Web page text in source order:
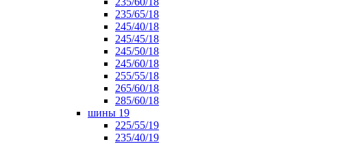
235/65/18
245/40/18
245/45/18
245/50/18
245/60/18
255/55/18
265/60/18
285/60/18
шины 19
225/55/19
235/40/19